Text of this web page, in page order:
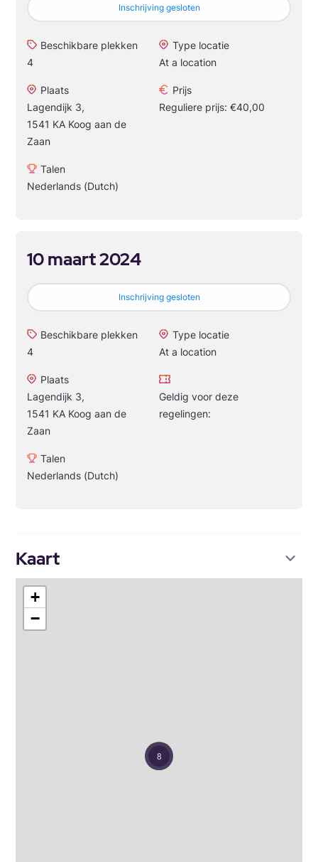
Inschrijving gesloten
Beschikbare plekken
4
Type locatie
At a location
Plaats
Lagendijk 3,
1541 KA Koog aan de
Zaan
Prijs
Reguliere prijs: €40,00
Talen
Nederlands (Dutch)
10 maart 2024
Inschrijving gesloten
Beschikbare plekken
4
Type locatie
At a location
Plaats
Lagendijk 3,
1541 KA Koog aan de
Zaan
Geldig voor deze
regelingen:
Talen
Nederlands (Dutch)
Kaart
8
+
−